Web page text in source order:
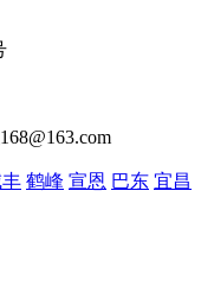
丰 鹤峰 宣恩 巴东 宜昌